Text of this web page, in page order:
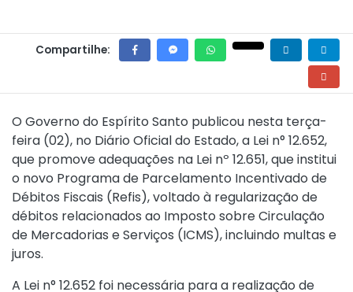
Compartilhe:
O Governo do Espírito Santo publicou nesta terça-
feira (02), no Diário Oficial do Estado, a Lei n° 12.652,
que promove adequações na Lei nº 12.651, que institui
o novo Programa de Parcelamento Incentivado de
Débitos Fiscais (Refis), voltado à regularização de
débitos relacionados ao Imposto sobre Circulação
de Mercadorias e Serviços (ICMS), incluindo multas e
juros.
A Lei n° 12.652 foi necessária para a realização de